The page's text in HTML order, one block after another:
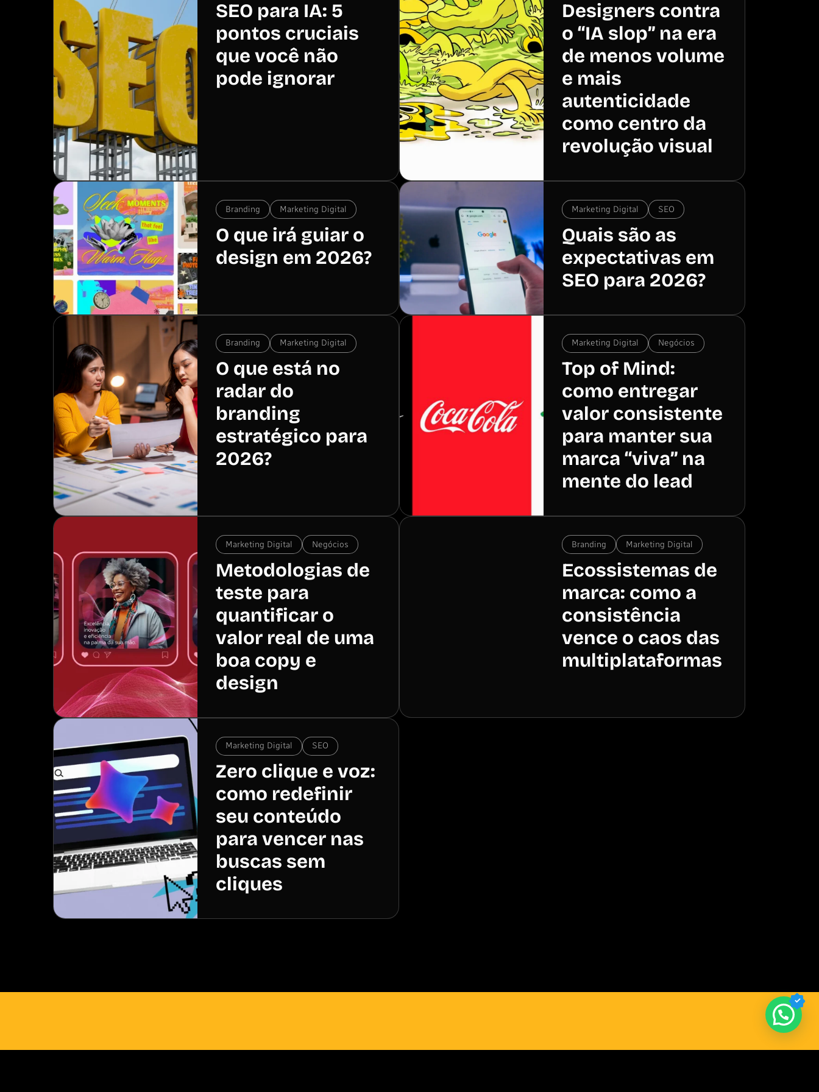
SEO para IA: 5
pontos cruciais
que você não
pode ignorar
Designers contra
o “IA slop” na era
de menos volume
e mais
autenticidade
como centro da
revolução visual
Branding Marketing Digital
O que irá guiar o
design em 2026?
Marketing Digital SEO
Quais são as
expectativas em
SEO para 2026?
Branding Marketing Digital
O que está no
radar do
branding
estratégico para
2026?
Marketing Digital Negócios
Top of Mind:
como entregar
valor consistente
para manter sua
marca “viva” na
mente do lead
Marketing Digital Negócios
Metodologias de
teste para
quantificar o
valor real de uma
boa copy e
design
Branding Marketing Digital
Ecossistemas de
marca: como a
consistência
vence o caos das
multiplataformas
Marketing Digital SEO
Zero clique e voz:
como redefinir
seu conteúdo
para vencer nas
buscas sem
cliques